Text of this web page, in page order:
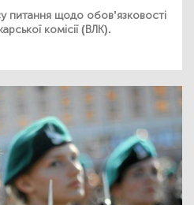
питання щодо обов’язковості
комісії (ВЛК).